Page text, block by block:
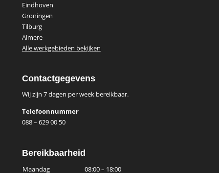
Eindhoven
Groningen
Tilburg
Almere
Alle werkgebieden bekijken
Contactgegevens
Wij zijn 7 dagen per week bereikbaar.
Telefoonnummer
088 – 629 00 50
Bereikbaarheid
Maandag 08:00 – 18:00